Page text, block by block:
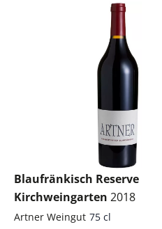
Blaufränkisch Reserve
Kirchweingarten 2018
Artner Weingut 75 cl